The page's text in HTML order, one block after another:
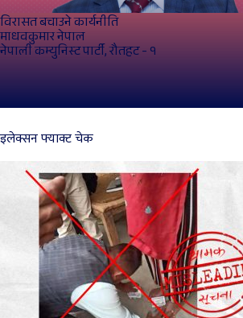
विरासत बचाउने कार्यनीति
माधवकुमार नेपाल
नेपाली कम्युनिस्ट पार्टी, रौतहट - १
इलेक्सन फ्याक्ट चेक